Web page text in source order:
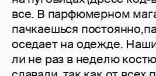
все. В парфюмерном
пачкаешься
оседает на одежде.
ли не раз в неделю